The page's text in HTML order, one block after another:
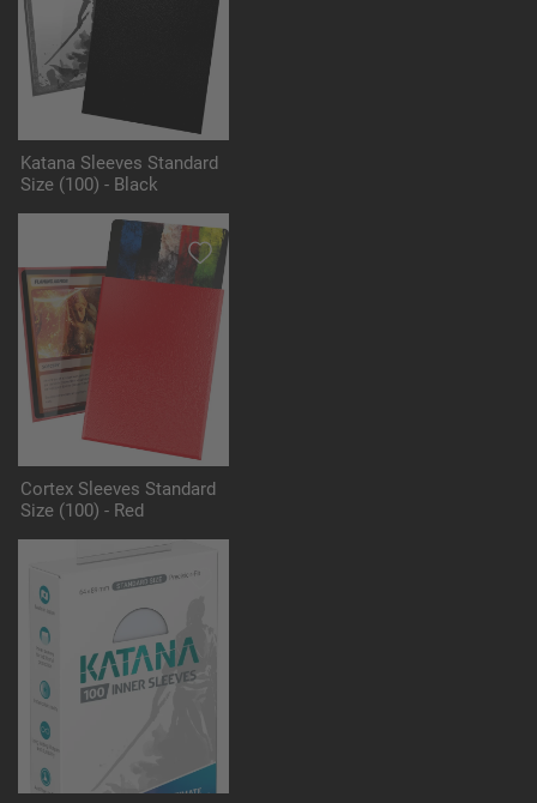
Katana Sleeves Standard
Size (100) - Black
Cortex Sleeves Standard
Size (100) - Red